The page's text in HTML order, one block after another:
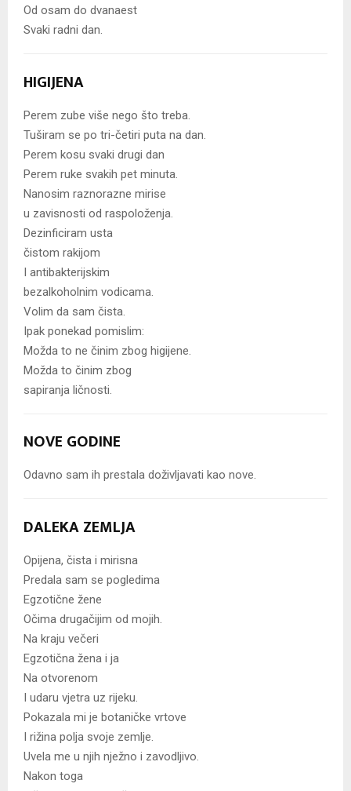
Od osam do dvanaest
Svaki radni dan.
HIGIJENA
Perem zube više nego što treba.
Tuširam se po tri-četiri puta na dan.
Perem kosu svaki drugi dan
Perem ruke svakih pet minuta.
Nanosim raznorazne mirise
u zavisnosti od raspoloženja.
Dezinficiram usta
čistom rakijom
I antibakterijskim
bezalkoholnim vodicama.
Volim da sam čista.
Ipak ponekad pomislim:
Možda to ne činim zbog higijene.
Možda to činim zbog
sapiranja ličnosti.
NOVE GODINE
Odavno sam ih prestala doživljavati kao nove.
DALEKA ZEMLJA
Opijena, čista i mirisna
Predala sam se pogledima
Egzotične žene
Očima drugačijim od mojih.
Na kraju večeri
Egzotična žena i ja
Na otvorenom
I udaru vjetra uz rijeku.
Pokazala mi je botaničke vrtove
I rižina polja svoje zemlje.
Uvela me u njih nježno i zavodljivo.
Nakon toga